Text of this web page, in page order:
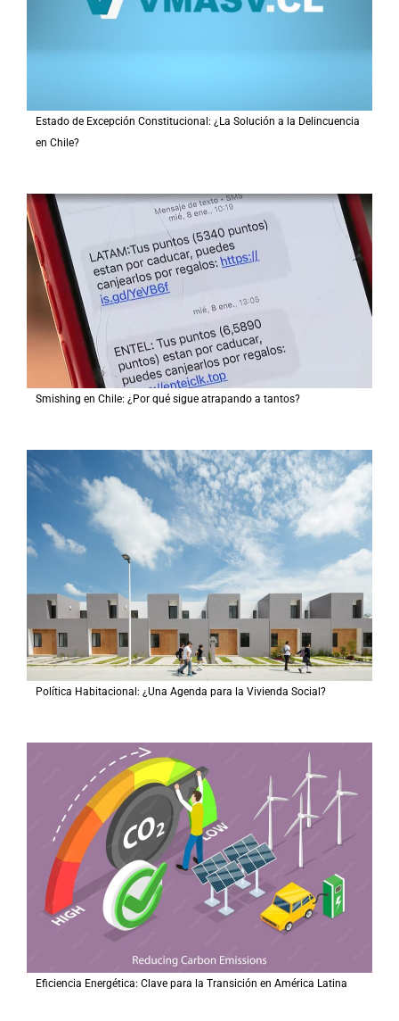
Estado de Excepción Constitucional: ¿La Solución a la Delincuencia
en Chile?
Smishing en Chile: ¿Por qué sigue atrapando a tantos?
Política Habitacional: ¿Una Agenda para la Vivienda Social?
Eficiencia Energética: Clave para la Transición en América Latina